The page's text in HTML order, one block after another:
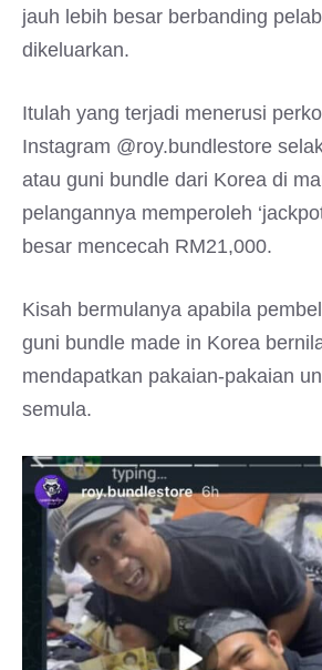
jauh lebih besar berbanding
dikeluarkan.
Itulah yang terjadi menerusi
Instagram @roy.bundlestore
atau guni bundle dari Korea di
pelangannya memperoleh
besar mencecah RM21,000.
Kisah bermulanya apabila
guni bundle made in Korea
mendapatkan pakaian-pakaian
semula.